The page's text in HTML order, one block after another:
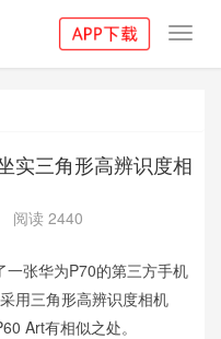
实三角形高辨识度相
阅读 2440
张华为P70的第三方手机
用三角形高辨识度相机
Art有相似之处。